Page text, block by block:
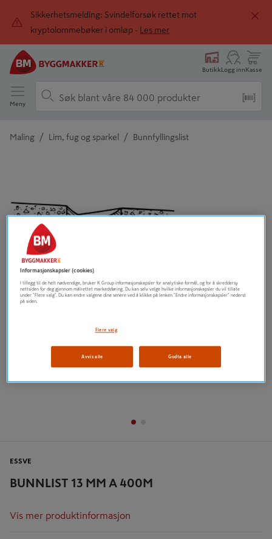
Sikkerhetsmelding: Svindelforsøk rettet mot
kryptolommebøker i omløp -
Les mer
ButikkLogg innKasse
Meny
Maling / Lim, fug og sparkel / Bunnfyllingslist
Tidligere
BUNNLIST 13 MM A 400M
ESSVE
Vis mer produktinformasjon
Informasjonskapsler (cookies)
I tillegg til de helt nødvendige, bruker K Group informasjonskapsler for analytiske formål, og for å skreddersy
nettsiden for deg gjennom målrettet markedsføring. Du kan selv velge hvilke informasjonskapsler du vil tillate
under "Flere valg". Du kan endre valgene dine senere ved å klikke på lenken "Endre informasjonskapsler" nederst
på siden.
Flere valg
Avvis alle Godta alle